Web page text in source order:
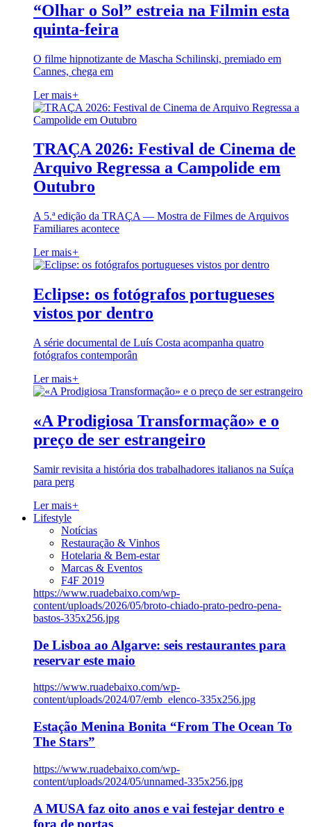
“Olhar o Sol” estreia na Filmin esta
quinta-feira
O filme hipnotizante de Mascha Schilinski, premiado em
Cannes, chega em
Ler mais+
TRAÇA 2026: Festival de Cinema de
Arquivo Regressa a Campolide em
Outubro
A 5.ª edição da TRAÇA — Mostra de Filmes de Arquivos
Familiares acontece
Ler mais+
Eclipse: os fotógrafos portugueses
vistos por dentro
A série documental de Luís Costa acompanha quatro
fotógrafos contemporân
Ler mais+
«A Prodigiosa Transformação» e o
preço de ser estrangeiro
Samir revisita a história dos trabalhadores italianos na Suíça
para perg
Ler mais+
Lifestyle
Notícias
Restauração & Vinhos
Hotelaria & Bem-estar
Marcas & Eventos
F4F 2019
https://www.ruadebaixo.com/wp-
content/uploads/2026/05/broto-chiado-prato-pedro-pena-
bastos-335x256.jpg
De Lisboa ao Algarve: seis restaurantes para
reservar este maio
https://www.ruadebaixo.com/wp-
content/uploads/2024/07/emb_elenco-335x256.jpg
Estação Menina Bonita “From The Ocean To
The Stars”
https://www.ruadebaixo.com/wp-
content/uploads/2024/05/unnamed-335x256.jpg
A MUSA faz oito anos e vai festejar dentro e
fora de portas